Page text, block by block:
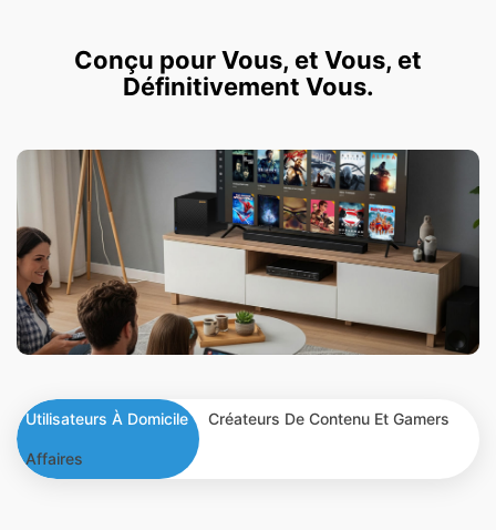
Conçu pour Vous, et Vous, et
Définitivement Vous.
Utilisateurs À Domicile Créateurs De Contenu Et Gamers
Affaires